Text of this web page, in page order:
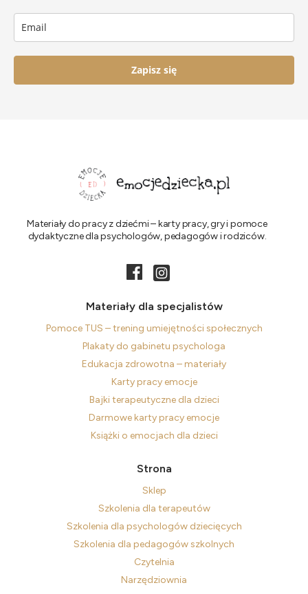
Zapisz się
Materiały do pracy z dziećmi – karty pracy, gry i pomoce
dydaktyczne dla psychologów, pedagogów i rodziców.
Materiały dla specjalistów
Pomoce TUS – trening umiejętności społecznych
Plakaty do gabinetu psychologa
Edukacja zdrowotna – materiały
Karty pracy emocje
Bajki terapeutyczne dla dzieci
Darmowe karty pracy emocje
Książki o emocjach dla dzieci
Strona
Sklep
Szkolenia dla terapeutów
Szkolenia dla psychologów dziecięcych
Szkolenia dla pedagogów szkolnych
Czytelnia
Narzędziownia